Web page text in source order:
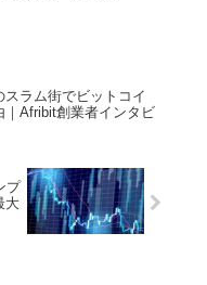
スラム街でビットコイ
｜Afribit創業者インタビ
プ
大